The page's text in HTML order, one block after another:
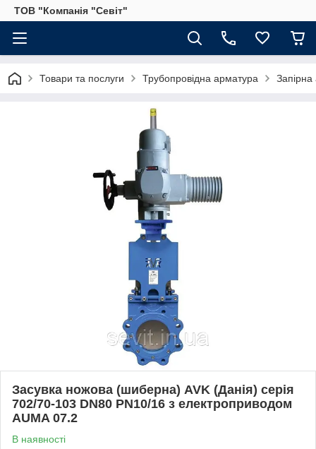
ТОВ "Компанія "Севіт"
Товари та послуги Трубопровідна арматура
Засувка ножова (шиберна) AVK (Данія) серія
702/70-103 DN80 PN10/16 з електроприводом
AUMA 07.2
В наявності